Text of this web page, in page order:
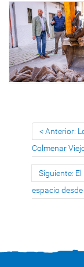
Anterior:
Colmenar
Siguiente:
espacio desde